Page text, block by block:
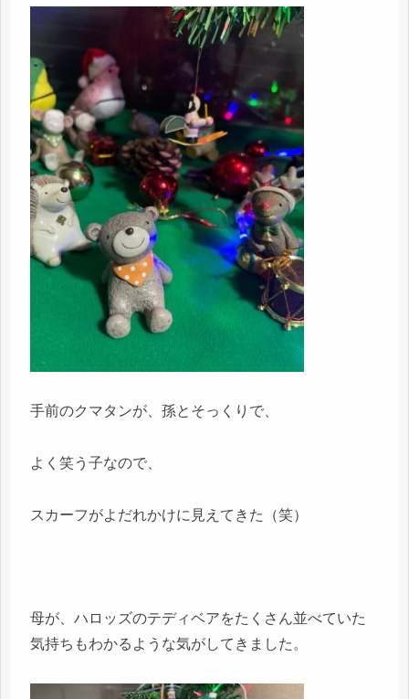
手前のクマタンが、孫とそっくりで、
よく笑う子なので、
スカーフがよだれかけに見えてきた（笑）
母が、ハロッズのテディベアをたくさん並べていた
気持ちもわかるような気がしてきました。